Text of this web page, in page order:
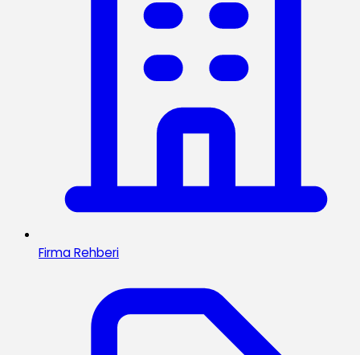
Firma Rehberi